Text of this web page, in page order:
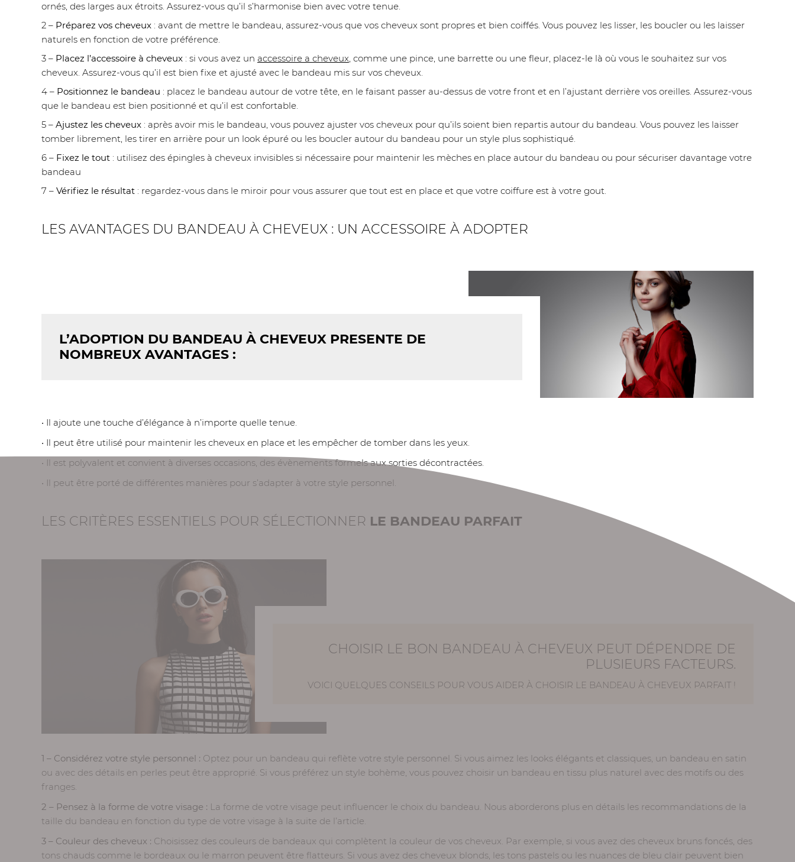
ornés, des larges aux étroits. Assurez-vous qu’il s’harmonise bien avec votre tenue.
2 – Préparez vos cheveux : avant de mettre le bandeau, assurez-vous que vos cheveux sont propres et bien coiffés. Vous pouvez les lisser, les boucler ou les laisser
naturels en fonction de votre préférence.
3 – Placez l’accessoire à cheveux : si vous avez un accessoire a cheveux, comme une pince, une barrette ou une fleur, placez-le là où vous le souhaitez sur vos
cheveux. Assurez-vous qu’il est bien fixe et ajusté avec le bandeau mis sur vos cheveux.
4 – Positionnez le bandeau : placez le bandeau autour de votre tête, en le faisant passer au-dessus de votre front et en l’ajustant derrière vos oreilles. Assurez-vous
que le bandeau est bien positionné et qu’il est confortable.
5 – Ajustez les cheveux : après avoir mis le bandeau, vous pouvez ajuster vos cheveux pour qu’ils soient bien repartis autour du bandeau. Vous pouvez les laisser
tomber librement, les tirer en arrière pour un look épuré ou les boucler autour du bandeau pour un style plus sophistiqué.
6 – Fixez le tout : utilisez des épingles à cheveux invisibles si nécessaire pour maintenir les mèches en place autour du bandeau ou pour sécuriser davantage votre
bandeau
7 – Vérifiez le résultat : regardez-vous dans le miroir pour vous assurer que tout est en place et que votre coiffure est à votre gout.
LES AVANTAGES DU BANDEAU À CHEVEUX : UN ACCESSOIRE À ADOPTER
L’ADOPTION DU BANDEAU À CHEVEUX PRESENTE DE
NOMBREUX AVANTAGES :
• Il ajoute une touche d’élégance à n’importe quelle tenue.
• Il peut être utilisé pour maintenir les cheveux en place et les empêcher de tomber dans les yeux.
• Il est polyvalent et convient à diverses occasions, des évènements formels aux sorties décontractées.
• Il peut être porté de différentes manières pour s’adapter à votre style personnel.
LES CRITÈRES ESSENTIELS POUR SÉLECTIONNER LE BANDEAU PARFAIT
CHOISIR LE BON BANDEAU À CHEVEUX PEUT DÉPENDRE DE
PLUSIEURS FACTEURS.
VOICI QUELQUES CONSEILS POUR VOUS AIDER À CHOISIR LE BANDEAU À CHEVEUX PARFAIT !
1 – Considérez votre style personnel : Optez pour un bandeau qui reflète votre style personnel. Si vous aimez les looks élégants et classiques, un bandeau en satin
ou avec des détails en perles peut être approprié. Si vous préférez un style bohème, vous pouvez choisir un bandeau en tissu plus naturel avec des motifs ou des
franges.
2 – Pensez à la forme de votre visage : La forme de votre visage peut influencer le choix du bandeau. Nous aborderons plus en détails les recommandations de la
taille du bandeau en fonction du type de votre visage à la suite de l’article.
3 – Couleur des cheveux : Choisissez des couleurs de bandeaux qui complètent la couleur de vos cheveux. Par exemple, si vous avez des cheveux bruns foncés, des
tons chauds comme le bordeaux ou le marron peuvent être flatteurs. Si vous avez des cheveux blonds, les tons pastels ou les nuances de bleu clair peuvent bien